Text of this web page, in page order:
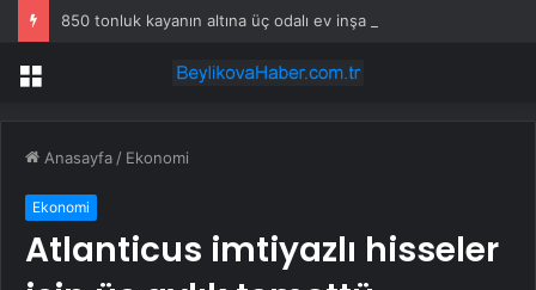
850 tonluk kayanın altına üç odalı ev inşa etti
Menü
Anasayfa / Ekonomi
Ekonomi
Atlanticus imtiyazlı hisseler